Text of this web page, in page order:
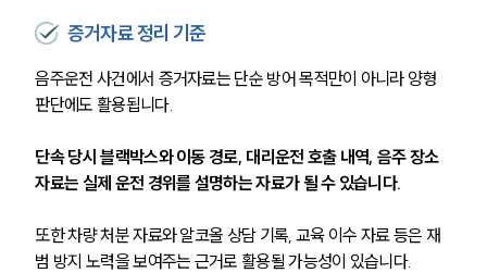
증거자료 정리 기준
음주운전 사건에서 증거자료는 단순 방어 목적만이 아니라 양형
판단에도 활용됩니다.
단속 당시 블랙박스와 이동 경로, 대리운전 호출 내역, 음주 장소
자료는 실제 운전 경위를 설명하는 자료가 될 수 있습니다.
또한 차량 처분 자료와 알코올 상담 기록, 교육 이수 자료 등은 재
범 방지 노력을 보여주는 근거로 활용될 가능성이 있습니다.